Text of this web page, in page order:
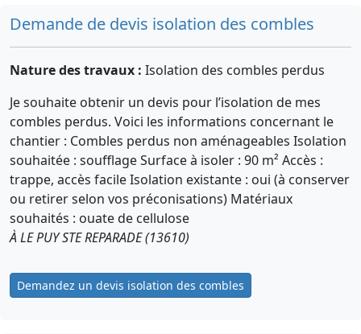
Demande de devis isolation des combles
Nature des travaux : Isolation des combles perdus
Je souhaite obtenir un devis pour l’isolation de mes
combles perdus. Voici les informations concernant le
chantier : Combles perdus non aménageables Isolation
souhaitée : soufflage Surface à isoler : 90 m² Accès :
trappe, accès facile Isolation existante : oui (à conserver
ou retirer selon vos préconisations) Matériaux
souhaités : ouate de cellulose
À LE PUY STE REPARADE (13610)
Demandez un devis isolation des combles